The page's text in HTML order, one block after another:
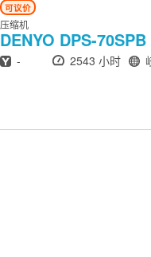
可议价
压缩机
DENYO DPS-70SPB
出厂年份
- 小时
2543 小时